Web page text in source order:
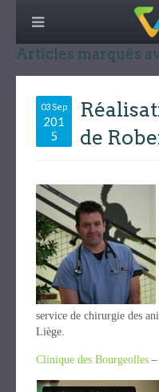
Articles marqués
03 Sep
201
5
de
service de chirurgie des
Liège.
Clinique des Bourgeolles